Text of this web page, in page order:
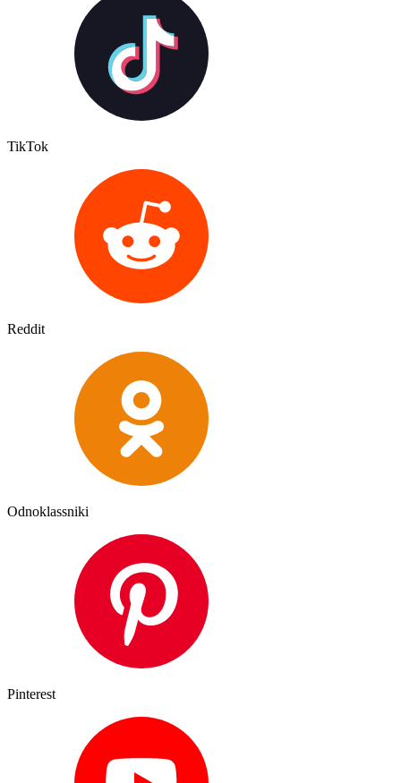
TikTok
Reddit
Odnoklassniki
Pinterest